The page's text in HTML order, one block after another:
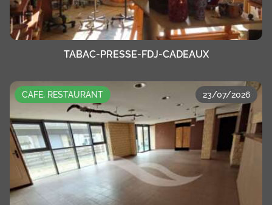
TABAC-PRESSE-FDJ-CADEAUX
CAFE, RESTAURANT 23/07/2026